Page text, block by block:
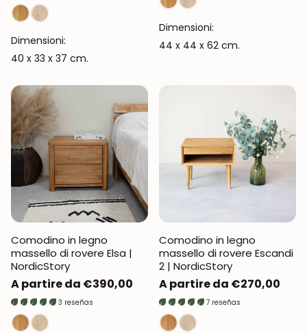
Dimensioni:
40 x 33 x 37 cm.
Dimensioni:
44 x 44 x 62 cm.
Comodino in legno
massello di rovere Elsa |
NordicStory
Prezzo
normale
A partire da €390,00
3 reseñas
Comodino in legno
massello di rovere Escandi
2 | NordicStory
Prezzo
normale
A partire da €270,00
7 reseñas